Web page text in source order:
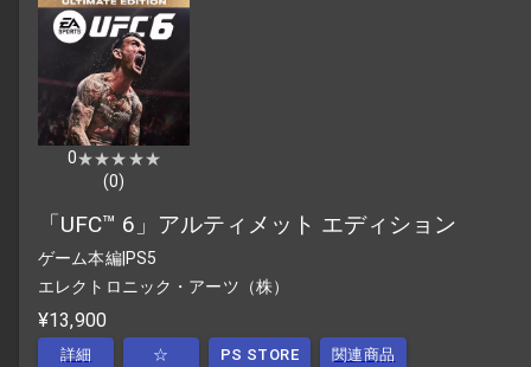
0★★★★★
★★★★★
(0)
「UFC™ 6」アルティメット エディション
ゲーム本編|PS5
エレクトロニック・アーツ（株）
¥13,900
詳細 ☆ PS STORE 関連商品